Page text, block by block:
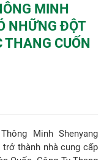
MINH
NHỮNG ĐỘT
THANG CUỐN
Minh Shenyang
trở thành nhà cung cấp